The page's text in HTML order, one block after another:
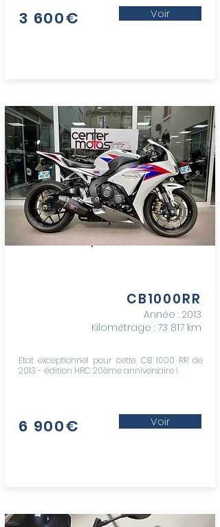
3 600€ Voir
CB1000RR
Année : 2013
Kilométrage : 73 817 km
Etat exceptionnel pour cette CB 1000 RR de
2013 - édition HRC 20ème anniversaire !
6 900€ Voir